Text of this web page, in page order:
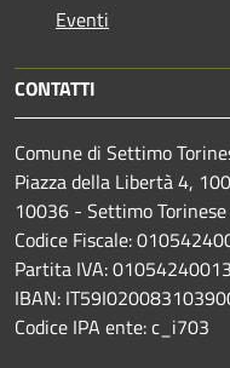
Eventi
CONTATTI
Comune di Settimo
Piazza della Libertà 4,
10036 - Settimo Torinese
Codice Fiscale:
Partita IVA: 01054240013
IBAN:
Codice IPA ente: c_i703